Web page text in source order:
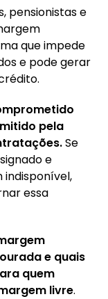
de
pensionistas e
que impede
e pode gerar
pela
Se
e
essa
e quais
quem
livre.